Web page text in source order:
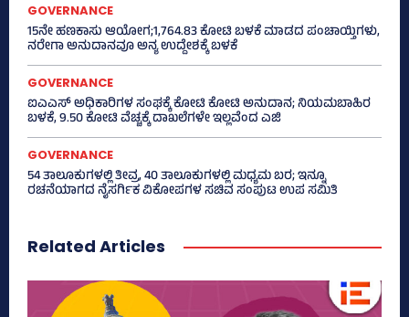
GOVERNANCE
15ನೇ ಹಣಕಾಸು ಆಯೋಗ;1,764.83 ಕೋಟಿ ಬಳಕೆ ಮಾಡದ ಪಂಚಾಯ್ತಿಗಳು,
ನರೇಗಾ ಅನುದಾನವೂ ಅನ್ಯ ಉದ್ದೇಶಕ್ಕೆ ಬಳಕೆ
GOVERNANCE
ಐಎಎಸ್‌ ಅಧಿಕಾರಿಗಳ ಸಂಘಕ್ಕೆ ಕೋಟಿ ಕೋಟಿ ಅನುದಾನ; ನಿಯಮಬಾಹಿರ
ಬಳಕೆ, 9.50 ಕೋಟಿ ವೆಚ್ಚಕ್ಕೆ ದಾಖಲೆಗಳೇ ಇಲ್ಲವೆಂದ ಎಜಿ
GOVERNANCE
54 ತಾಲೂಕುಗಳಲ್ಲಿ ತೀವ್ರ, 40 ತಾಲೂಕುಗಳಲ್ಲಿ ಮಧ್ಯಮ ಬರ; ಇನ್ನೂ
ರಚನೆಯಾಗದ ನೈಸರ್ಗಿಕ ವಿಕೋಪಗಳ ಸಚಿವ ಸಂಪುಟ ಉಪ ಸಮಿತಿ
Related Articles